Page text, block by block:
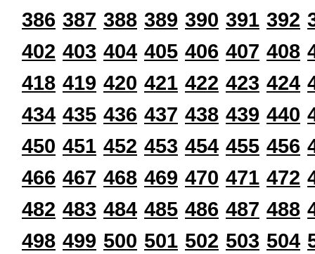
386 387 388 389 390 391 392
402 403 404 405 406 407 408
418 419 420 421 422 423 424
434 435 436 437 438 439 440
450 451 452 453 454 455 456
466 467 468 469 470 471 472
482 483 484 485 486 487 488
498 499 500 501 502 503 504